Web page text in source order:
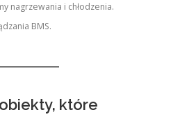
nagrzewania i chłodzenia.
BMS.
które